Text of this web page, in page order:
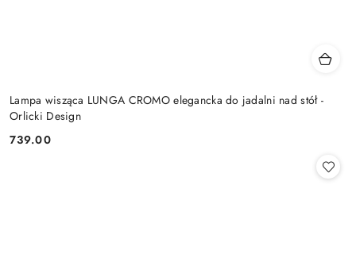
Lampa wisząca LUNGA CROMO elegancka do jadalni nad stół -
Orlicki Design
Cena:
739.00